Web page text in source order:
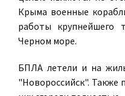
Крыма военные
работы крупнейшего
Черном море.
БПЛА летели и на
"Новороссийск". Также